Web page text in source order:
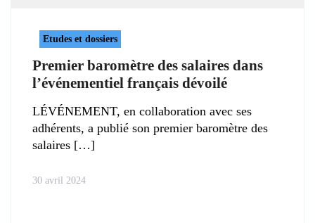
Etudes et dossiers
Premier baromètre des salaires dans
l’événementiel français dévoilé
LÉVÉNEMENT, en collaboration avec ses
adhérents, a publié son premier baromètre des
salaires
30 avril 2024